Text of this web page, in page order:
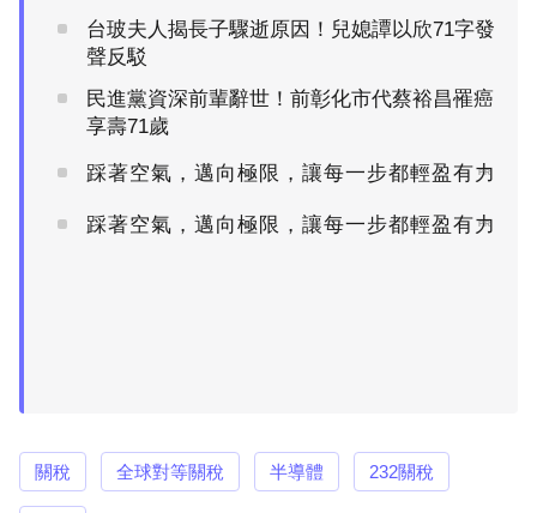
台玻夫人揭長子驟逝原因！兒媳譚以欣71字發
聲反駁
民進黨資深前輩辭世！前彰化市代蔡裕昌罹癌
享壽71歲
踩著空氣，邁向極限，讓每一步都輕盈有力
PR
踩著空氣，邁向極限，讓每一步都輕盈有力
PR
關稅 全球對等關稅 半導體 232關稅